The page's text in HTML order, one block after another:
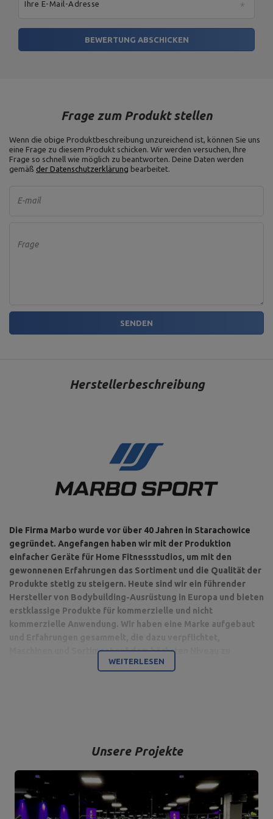
Ihre E-Mail-Adresse
BEWERTUNG ABSCHICKEN
Frage zum Produkt stellen
Wenn die obige Produktbeschreibung unzureichend ist, können Sie uns
eine Frage zu diesem Produkt schicken. Wir werden versuchen, Ihre
Frage so schnell wie möglich zu beantworten. Deine Daten werden
gemäß der Datenschutzerklärung bearbeitet.
E-mail
Frage
SENDEN
Herstellerbeschreibung
Die Firma Marbo wurde vor über 40 Jahren in Starachowice
gegründet. Angefangen haben wir mit der Produktion
einfacher Geräte für Home Fitnessstudios, um mit den
gewonnenen Erfahrungen das Sortiment und die Qualität der
Produkte stetig zu steigern. Heute sind wir ein führender
Hersteller von Bodybuilding-Ausrüstung in Europa und bieten
erstklassige Produkte für kommerzielle und nicht
kommerzielle Anwendung. Wir haben eine Marke aufgebaut
Maschinen und Sortiment auf dem höchsten Niveau zu
Starachowice in der Woiwodschaft Świętokrzyskie. Hier befinden
sich unsere Büroräume und die Produktions- und Lagerhallen. Von
hier aus werden alle Formen des Online-Verkaufs und der Kontakt
mit unseren Kunden gesteuert. Von hier aus werden auch unsere
WEITERLESEN
Unsere Projekte